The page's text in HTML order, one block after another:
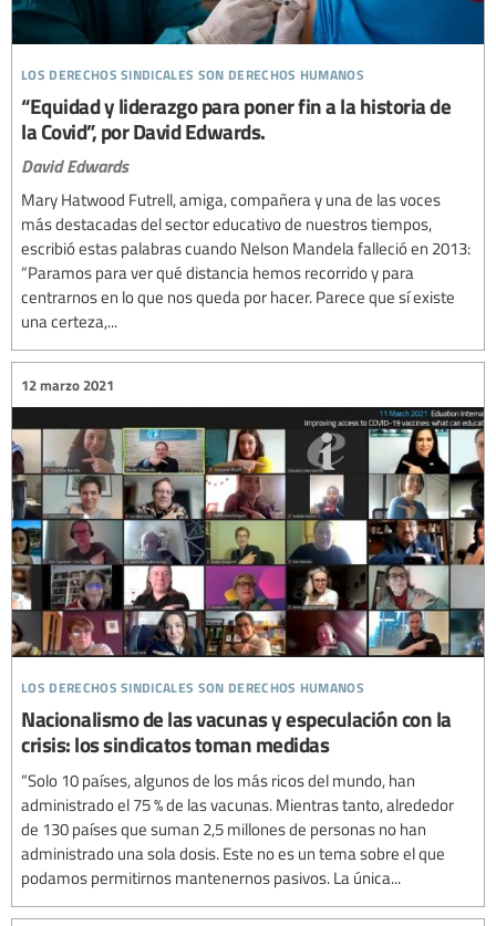
los derechos sindicales son derechos humanos
“Equidad y liderazgo para poner fin a la historia de
la Covid”, por David Edwards.
David Edwards
Mary Hatwood Futrell, amiga, compañera y una de las voces
más destacadas del sector educativo de nuestros tiempos,
escribió estas palabras cuando Nelson Mandela falleció en 2013:
“Paramos para ver qué distancia hemos recorrido y para
centrarnos en lo que nos queda por hacer. Parece que sí existe
una certeza,...
los derechos sindicales son derechos humanos
12 marzo 2021
Nacionalismo de las vacunas y especulación con la
crisis: los sindicatos toman medidas
“Solo 10 países, algunos de los más ricos del mundo, han
administrado el 75 % de las vacunas. Mientras tanto, alrededor
de 130 países que suman 2,5 millones de personas no han
administrado una sola dosis. Este no es un tema sobre el que
podamos permitirnos mantenernos pasivos. La única...